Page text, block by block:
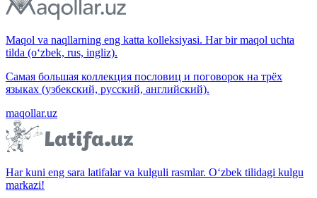
Maqol va naqllarning eng katta kolleksiyasi. Har bir maqol uchta
tilda (o‘zbek, rus, ingliz).
Самая большая коллекция пословиц и поговорок на трёх
языках (узбекский, русский, английский).
maqollar.uz
Har kuni eng sara latifalar va kulguli rasmlar. O‘zbek tilidagi kulgu
markazi!